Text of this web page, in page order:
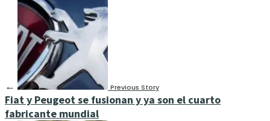
← Previous Story
Fiat y Peugeot se fusionan y ya son el cuarto
fabricante mundial